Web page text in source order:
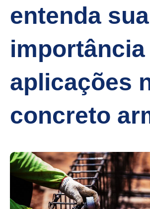
entenda sua
importância
aplicações
concreto